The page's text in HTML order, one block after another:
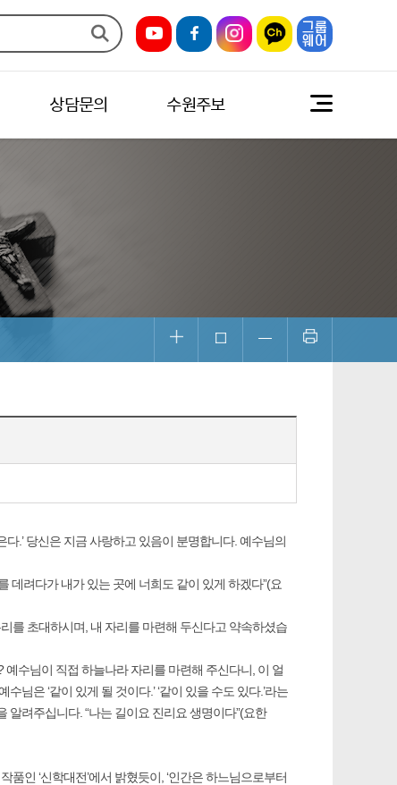
상담문의 수원주보
.’ 당신은 지금 사랑하고 있음이 분명합니다. 예수님의
데려다가 내가 있는 곳에 너희도 같이 있게 하겠다”(요
를 초대하시며, 내 자리를 마련해 두신다고 약속하셨습
수님이 직접 하늘나라 자리를 마련해 주신다니, 이 얼
님은 ‘같이 있게 될 것이다.’ ‘같이 있을 수도 있다.’라는
알려주십니다. “나는 길이요 진리요 생명이다”(요한
인 ‘신학대전’에서 밝혔듯이, ‘인간은 하느님으로부터